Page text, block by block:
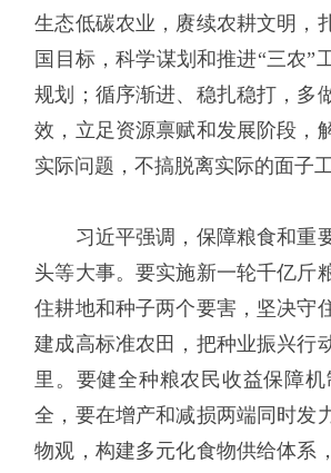
生态低碳农业，赓续农耕文明，
国目标，科学谋划和推进“三农”
规划；循序渐进、稳扎稳打，多
效，立足资源禀赋和发展阶段，
实际问题，不搞脱离实际的面子
习近平强调，保障粮食和重要
头等大事。要实施新一轮千亿斤
住耕地和种子两个要害，坚决守
建成高标准农田，把种业振兴行
里。要健全种粮农民收益保障
全，要在增产和减损两端同时发
物观，构建多元化食物供给体系